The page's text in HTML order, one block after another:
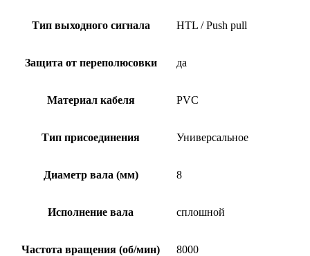
Тип выходного сигнала HTL / Push pull
Защита от переполюсовки да
Материал кабеля PVC
Тип присоединения Универсальное
Диаметр вала (мм) 8
Исполнение вала сплошной
Частота вращения (об/мин) 8000